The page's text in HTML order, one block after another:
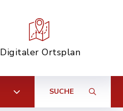
Digitaler Ortsplan
SUCHE